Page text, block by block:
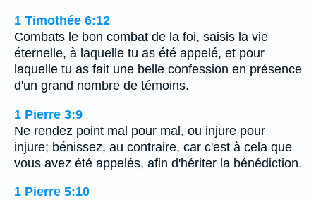
1 Timothée 6:12
Combats le bon combat de la foi, saisis la vie
éternelle, à laquelle tu as été appelé, et pour
laquelle tu as fait une belle confession en présence
d'un grand nombre de témoins.
1 Pierre 3:9
Ne rendez point mal pour mal, ou injure pour
injure; bénissez, au contraire, car c'est à cela que
vous avez été appelés, afin d'hériter la bénédiction.
1 Pierre 5:10